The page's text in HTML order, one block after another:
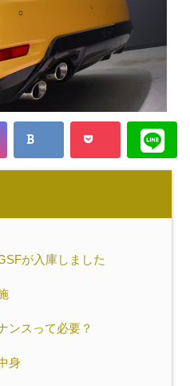
が入庫しました
ンスって必要？
身